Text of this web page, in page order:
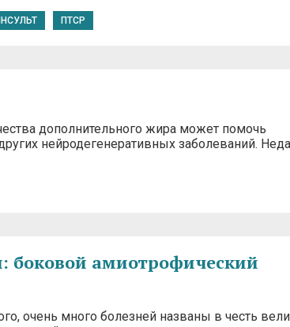
ПТСР
дополнительного жира может помочь
нейродегенеративных заболеваний.
боковой амиотрофический
очень много болезней названы в честь